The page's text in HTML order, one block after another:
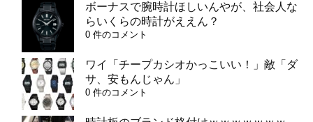
ボーナスで腕時計ほしいんやが、社会人な
らいくらの時計がええん？
0 件のコメント
ワイ「チープカシオかっこいい！」敵「ダ
サ、安もんじゃん」
0 件のコメント